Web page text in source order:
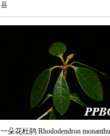
县
一朵花杜鹃 Rhododendron